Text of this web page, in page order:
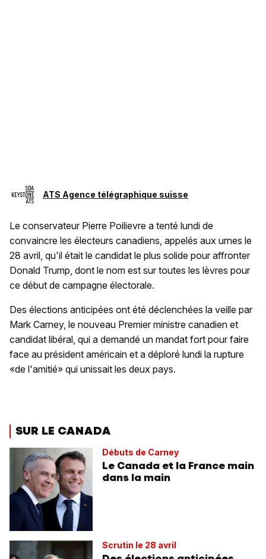
ATS Agence télégraphique suisse
Le conservateur Pierre Poilievre a tenté lundi de
convaincre les électeurs canadiens, appelés aux urnes le
28 avril, qu'il était le candidat le plus solide pour affronter
Donald Trump, dont le nom est sur toutes les lèvres pour
ce début de campagne électorale.
Des élections anticipées ont été déclenchées la veille par
Mark Carney, le nouveau Premier ministre canadien et
candidat libéral, qui a demandé un mandat fort pour faire
face au président américain et a déploré lundi la rupture
«de l'amitié» qui unissait les deux pays.
SUR LE CANADA
Débuts de Carney
Le Canada et la France main
dans la main
Scrutin le 28 avril